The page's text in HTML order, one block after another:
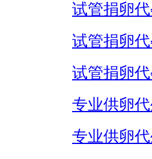
试管捐卵
试管捐卵
试管捐卵代
专业供卵
专业供卵